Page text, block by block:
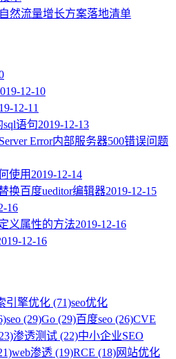
然流量增长方案落地清单
12-10
12-11
语句2019-12-13
Error内部服务器500错误问题
使用 2019-12-14
换百度ueditor编辑器2019-12-15
16
义属性的方法2019-12-16
12-16
引擎优化 (71)seo优化
seo (29)Go (29)百度seo (26)CVE
渗透测试 (22)中小企业SEO
web渗透 (19)RCE (18)网站优化